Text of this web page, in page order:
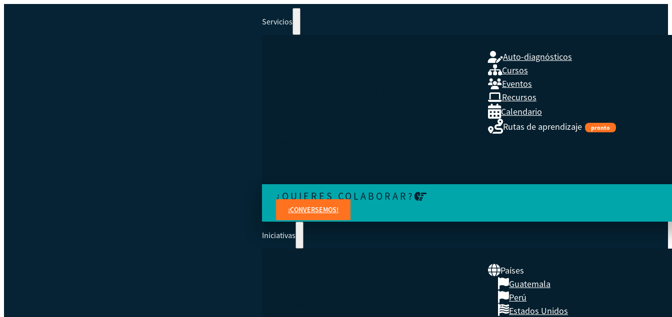
Servicios
Auto-diagnósticos
Cursos
Eventos
Recursos
Calendario
Rutas de aprendizaje
pronto
¿QUIERES COLABORAR?
¡CONVERSEMOS!
Iniciativas
Países
Guatemala
Perú
Estados Unidos